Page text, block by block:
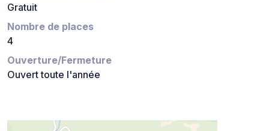
Gratuit
Nombre de places
4
Ouverture/Fermeture
Ouvert toute l'année